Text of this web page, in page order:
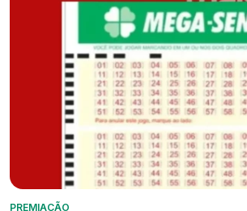
PREMIAÇÃO